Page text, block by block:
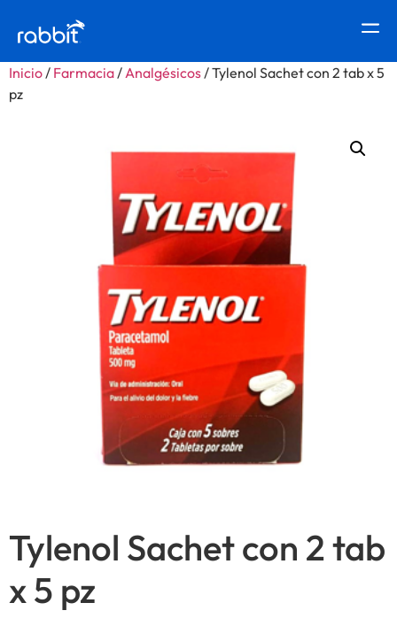
Inicio/ Farmacia/Analgésicos/ Tylenol Sachet con 2 tab x 5
pz
Tylenol Sachet con 2 tab
x 5 pz